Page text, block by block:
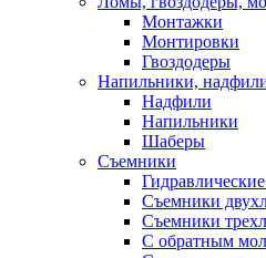
Монтажки
Монтировки
Гвоздодеры
Напильники,
Надфили
Напильники
Шаберы
Съемники
Съемники
Съемники
С обратным